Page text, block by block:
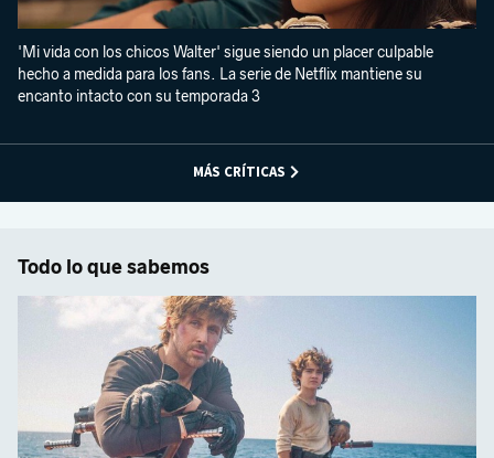
'Mi vida con los chicos Walter' sigue siendo un placer culpable
hecho a medida para los fans. La serie de Netflix mantiene su
encanto intacto con su temporada 3
MÁS CRÍTICAS
Todo lo que sabemos